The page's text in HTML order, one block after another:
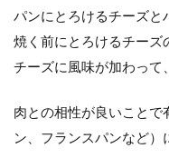
パンにとろけるチーズと
焼く前にとろけるチーズ
チーズに風味が加わって
肉との相性が良いこと
ン、フランスパンなど）